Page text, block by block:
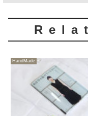
HandMade